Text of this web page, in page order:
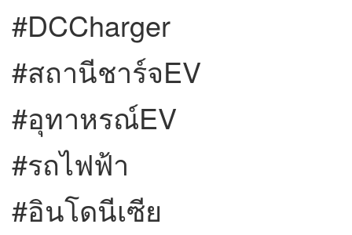
#DCCharger
#สถานีชาร์จEV
#อุทาหรณ์EV
#รถไฟฟ้า
#อินโดนีเซีย